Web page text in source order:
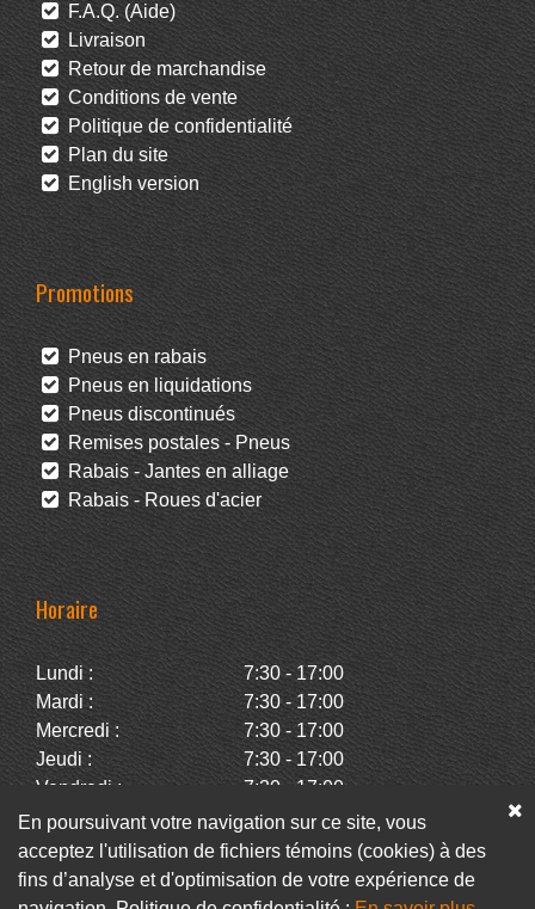
F.A.Q. (Aide)
Livraison
Retour de marchandise
Conditions de vente
Politique de confidentialité
Plan du site
English version
Promotions
Pneus en rabais
Pneus en liquidations
Pneus discontinués
Remises postales - Pneus
Rabais - Jantes en alliage
Rabais - Roues d'acier
Horaire
Lundi :
7:30 - 17:00
Mardi :
7:30 - 17:00
Mercredi :
7:30 - 17:00
Jeudi :
7:30 - 17:00
Vendredi :
7:30 - 17:00
Samedi :
Fermé
Dimanche :
Fermé
En poursuivant votre navigation sur ce site, vous
acceptez l'utilisation de fichiers témoins (cookies) à des
fins d’analyse et d'optimisation de votre expérience de